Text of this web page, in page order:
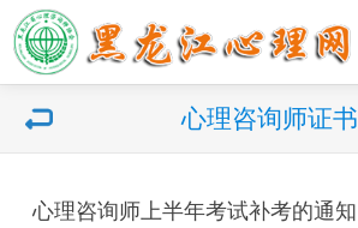
心理咨询师证书
心理咨询师上半年考试补考的通知